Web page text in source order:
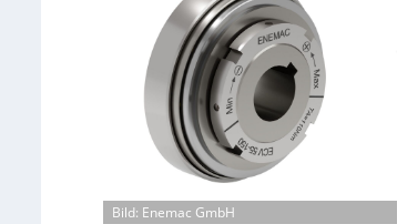
Bild: Enemac GmbH